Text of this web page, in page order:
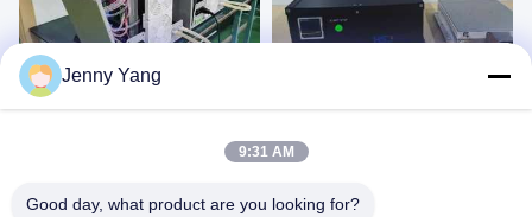
300W থার্মোইলেকট্রিক রিসার্কুলেটিং লিকুইড চিলার
April 23, 2026
Jenny Yang
9:31 AM
Good day, what product are you looking for?